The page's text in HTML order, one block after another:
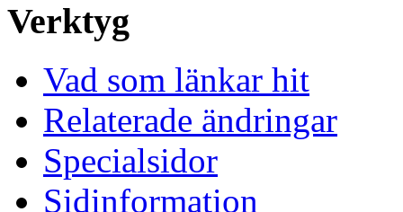
Verktyg
Vad som länkar hit
Relaterade ändringar
Specialsidor
Sidinformation